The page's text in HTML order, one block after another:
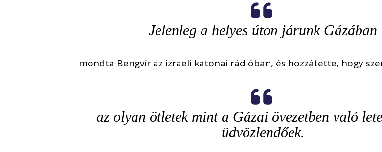
Jelenleg a helyes úton járunk Gázában
mondta Bengvír az izraeli katonai rádióban, és hozzátette, hogy
az olyan ötletek mint a Gázai övezetben való
üdvözlendőek.